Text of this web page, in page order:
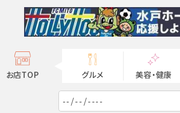
お店TOP グルメ 美容・健康